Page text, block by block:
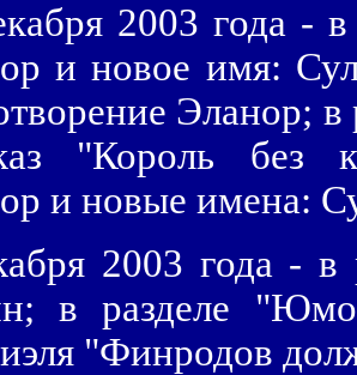
2003 года -
и новое имя:
Эланор;
"Король без
и новые имена:
2003 года - в
в разделе
"Финродов